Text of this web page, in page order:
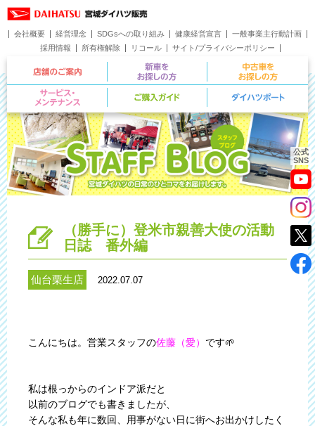
公式
SNS
会社概要 経営理念 SDGsへの取り組み 健康経営宣言
一般事業主行動計画
採用情報
所有権解除 リコール
サイト/プライバシーポリシー
お問い合わせ
店舗のご案内 新車をお探しの方
サービス・メンテナンス ご購入ガイド
（勝手に）登米市親善大使の活動
日誌 番外編
仙台栗生店 2022.07.07
こんにちは。営業スタッフの佐藤（愛） です🌱
私は根っからのインドア派だと
以前のブログでも書きましたが、
そんな私も年に数回、用事がない日に街へお出かけしたく